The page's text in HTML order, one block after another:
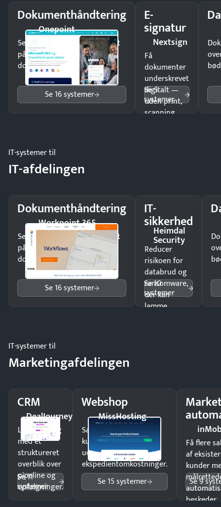
Dokumenthåndtering
Onepoint
Send kontrakter til underskrift
på minutter og mist ingen
dokumenter.
Se 16 systemer
E-
signatur
Nextsign
Få
dokumenter
underskrevet
digitalt —
uden print,
scanning
Se 5
systemer
IT-systemer til
IT-afdelingen
Dokumenthåndtering
Workpoint 365
Send kontrakter til underskrift
på minutter og mist ingen
dokumenter.
Se 16 systemer
IT-
sikkerhed
Heimdal
Security
Reducer
risikoen for
databrud og
ransomware,
der kan
lamme
Se 10
systemer
IT-systemer til
Marketingafdelingen
CRM
DealJourney
Luk flere salg
med et
struktureret
overblik over
pipeline og
opfølgninger.
Se 11
systemer
Webshop
MissHosting
Sælg produkter 24/7 til
kunder i hele landet
uden
ekspedientomkostninger.
Se 15 systemer
Få flere
af
kunder
beskeder.
Se 9